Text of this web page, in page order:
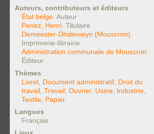
Auteurs, contributeurs et éditeurs
État belge. Auteur
Penez, Henri. Titulaire
Demeester-Dhaleweyn (Mouscron).
Imprimerie-librairie
Administration communale de Mouscron.
Éditeur
Thèmes
Livret Document administratif Droit du
travail Travail Ouvrier, Usine Industrie
Textile Papier
Langues
Français